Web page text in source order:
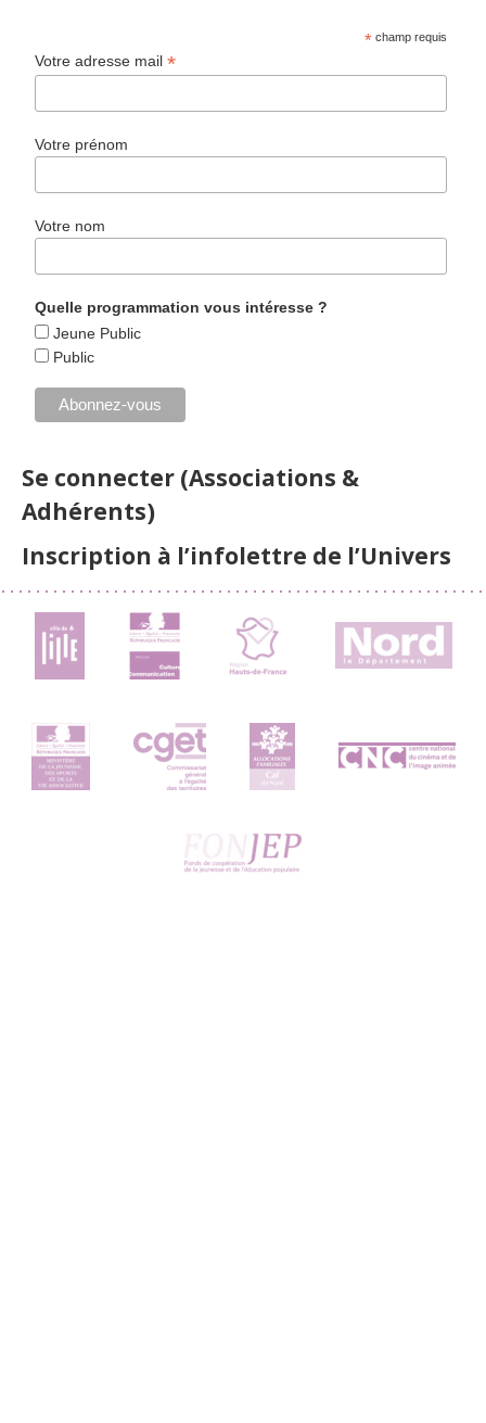
* champ requis
Votre adresse mail*
Votre prénom
Votre nom
Quelle programmation vous intéresse ?
Jeune Public
Public
Se connecter (Associations &
Adhérents)
Inscription à l’infolettre de l’Univers